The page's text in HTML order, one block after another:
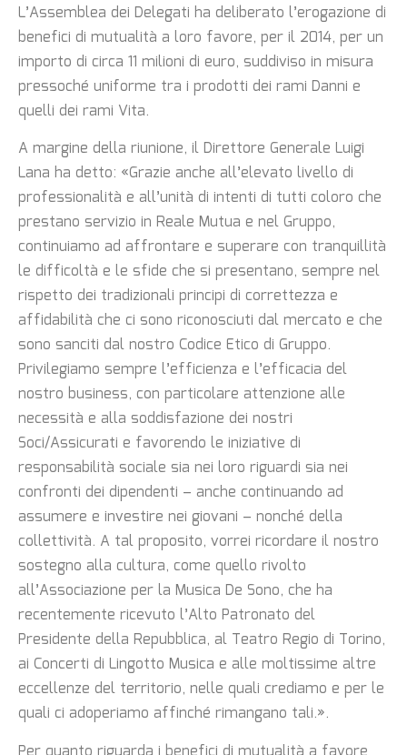
L’Assemblea dei Delegati ha deliberato l’erogazione di
benefici di mutualità a loro favore, per il 2014, per un
importo di circa 11 milioni di euro, suddiviso in misura
pressoché uniforme tra i prodotti dei rami Danni e
quelli dei rami Vita.
A margine della riunione, il Direttore Generale Luigi
Lana ha detto: «Grazie anche all’elevato livello di
professionalità e all’unità di intenti di tutti coloro che
prestano servizio in Reale Mutua e nel Gruppo,
continuiamo ad affrontare e superare con tranquillità
le difficoltà e le sfide che si presentano, sempre nel
rispetto dei tradizionali principi di correttezza e
affidabilità che ci sono riconosciuti dal mercato e che
sono sanciti dal nostro Codice Etico di Gruppo.
Privilegiamo sempre l’efficienza e l’efficacia del
nostro business, con particolare attenzione alle
necessità e alla soddisfazione dei nostri
Soci/Assicurati e favorendo le iniziative di
responsabilità sociale sia nei loro riguardi sia nei
confronti dei dipendenti – anche continuando ad
assumere e investire nei giovani – nonché della
collettività. A tal proposito, vorrei ricordare il nostro
sostegno alla cultura, come quello rivolto
all’Associazione per la Musica De Sono, che ha
recentemente ricevuto l’Alto Patronato del
Presidente della Repubblica, al Teatro Regio di Torino,
ai Concerti di Lingotto Musica e alle moltissime altre
eccellenze del territorio, nelle quali crediamo e per le
quali ci adoperiamo affinché rimangano tali.».